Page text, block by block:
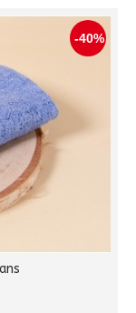
-40%